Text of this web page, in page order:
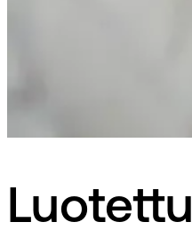
Luotettu